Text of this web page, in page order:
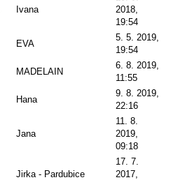
Ivana
2018,
19:54
EVA
5. 5. 2019,
19:54
MADELAIN
6. 8. 2019,
11:55
Hana
9. 8. 2019,
22:16
Jana
11. 8.
2019,
09:18
Jirka - Pardubice
17. 7.
2017,